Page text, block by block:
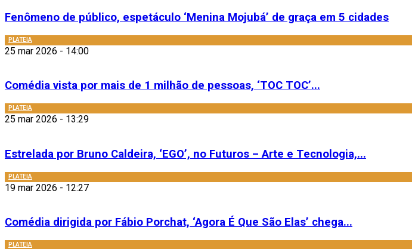
Fenômeno de público, espetáculo ‘Menina Mojubá’ de graça em 5 cidades
PLATEIA
25 mar 2026 - 14:00
Comédia vista por mais de 1 milhão de pessoas, ‘TOC TOC’...
PLATEIA
25 mar 2026 - 13:29
Estrelada por Bruno Caldeira, ‘EGO’, no Futuros – Arte e Tecnologia,...
PLATEIA
19 mar 2026 - 12:27
Comédia dirigida por Fábio Porchat, ‘Agora É Que São Elas’ chega...
PLATEIA